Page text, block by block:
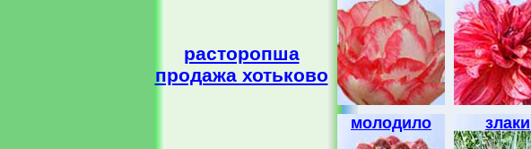
расторопша
продажа хотьково
молодило злаки